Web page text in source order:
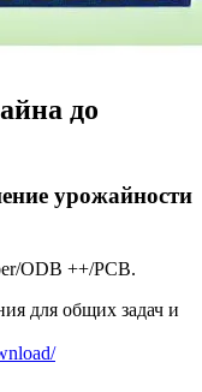
до
урожайности
ODB ++/PCB.
для общих задач и